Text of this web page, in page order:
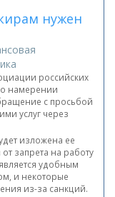
нужен
российских
о намерении
с просьбой
услуг через
изложена ее
запрета на работу
удобным
и некоторые
из-за санкций.